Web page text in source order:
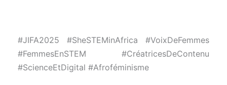
#JIFA2025 #SheSTEMinAfrica #VoixDeFemmes
#FemmesEnSTEM #CréatricesDeContenu
#ScienceEtDigital #Afroféminisme